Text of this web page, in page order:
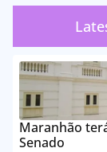
Maranhão
Senado